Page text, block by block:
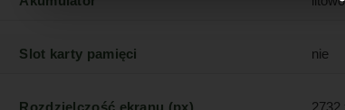
Slot karty pamięci nie
Rozdzielczość ekranu (px) 2732